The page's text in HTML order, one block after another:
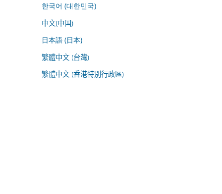
한국어 (대한민국)
中文(中国)
日本語 (日本)
繁體中文 (台灣)
繁體中文 (香港特別行政區)